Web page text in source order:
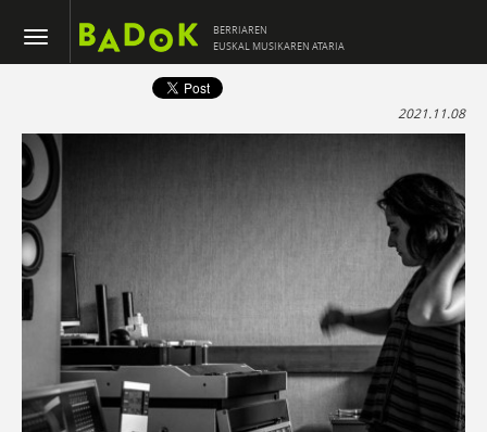
BERRIAREN
EUSKAL MUSIKAREN ATARIA
2021.11.08